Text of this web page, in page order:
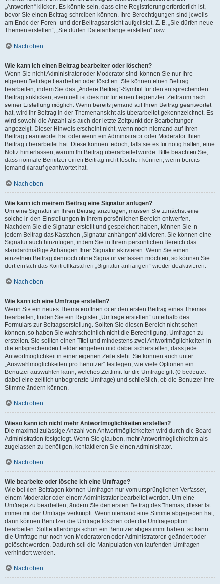
„Antworten“ klicken. Es könnte sein, dass eine Registrierung erforderlich ist,
bevor Sie einen Beitrag schreiben können. Ihre Berechtigungen sind jeweils
am Ende der Foren- und der Beitragsansicht aufgelistet. Z. B. „Sie dürfen neue
Themen erstellen“, „Sie dürfen Dateianhänge erstellen“ usw.
Nach oben
Wie kann ich einen Beitrag bearbeiten oder löschen?
Wenn Sie nicht Administrator oder Moderator sind, können Sie nur Ihre
eigenen Beiträge bearbeiten oder löschen. Sie können einen Beitrag
bearbeiten, indem Sie das „Ändere Beitrag“-Symbol für den entsprechenden
Beitrag anklicken; eventuell ist dies nur für einen begrenzten Zeitraum nach
seiner Erstellung möglich. Wenn bereits jemand auf Ihren Beitrag geantwortet
hat, wird Ihr Beitrag in der Themenansicht als überarbeitet gekennzeichnet. Es
wird sowohl die Anzahl als auch der letzte Zeitpunkt der Bearbeitungen
angezeigt. Dieser Hinweis erscheint nicht, wenn noch niemand auf Ihren
Beitrag geantwortet hat oder wenn ein Administrator oder Moderator Ihren
Beitrag überarbeitet hat. Diese können jedoch, falls sie es für nötig halten, eine
Notiz hinterlassen, warum Ihr Beitrag überarbeitet wurde. Bitte beachten Sie,
dass normale Benutzer einen Beitrag nicht löschen können, wenn bereits
jemand darauf geantwortet hat.
Nach oben
Wie kann ich meinem Beitrag eine Signatur anfügen?
Um eine Signatur an Ihren Beitrag anzufügen, müssen Sie zunächst eine
solche in den Einstellungen in Ihrem persönlichen Bereich entwerfen.
Nachdem Sie die Signatur erstellt und gespeichert haben, können Sie in
jedem Beitrag das Kästchen „Signatur anhängen“ aktivieren. Sie können eine
Signatur auch hinzufügen, indem Sie in Ihrem persönlichen Bereich das
standardmäßige Anhängen Ihrer Signatur aktivieren. Wenn Sie einen
einzelnen Beitrag dennoch ohne Signatur verfassen möchten, so können Sie
dort einfach das Kontrollkästchen „Signatur anhängen“ wieder deaktivieren.
Nach oben
Wie kann ich eine Umfrage erstellen?
Wenn Sie ein neues Thema eröffnen oder den ersten Beitrag eines Themas
bearbeiten, finden Sie ein Register „Umfrage erstellen“ unterhalb des
Formulars zur Beitragserstellung. Sollten Sie diesen Bereich nicht sehen
können, so haben Sie wahrscheinlich nicht die Berechtigung, Umfragen zu
erstellen. Sie sollten einen Titel und mindestens zwei Antwortmöglichkeiten in
die entsprechenden Felder eingeben und dabei sicherstellen, dass jede
Antwortmöglichkeit in einer eigenen Zeile steht. Sie können auch unter
„Auswahlmöglichkeiten pro Benutzer“ festlegen, wie viele Optionen ein
Benutzer auswählen kann, welches Zeitlimit für die Umfrage gilt (0 bedeutet
dabei eine zeitlich unbegrenzte Umfrage) und schließlich, ob die Benutzer ihre
Stimme ändern können.
Nach oben
Wieso kann ich nicht mehr Antwortmöglichkeiten erstellen?
Die maximal zulässige Anzahl von Antwortmöglichkeiten wird durch die Board-
Administration festgelegt. Wenn Sie glauben, mehr Antwortmöglichkeiten als
zugelassen zu benötigen, kontaktieren Sie einen Administrator.
Nach oben
Wie bearbeite oder lösche ich eine Umfrage?
Wie bei den Beiträgen können Umfragen nur vom ursprünglichen Verfasser,
einem Moderator oder einem Administrator bearbeitet werden. Um eine
Umfrage zu bearbeiten, ändern Sie den ersten Beitrag des Themas; dieser ist
immer mit der Umfrage verknüpft. Wenn niemand eine Stimme abgegeben hat,
dann können Benutzer die Umfrage löschen oder die Umfrageoption
bearbeiten. Sollte allerdings schon ein Benutzer abgestimmt haben, so kann
die Umfrage nur noch von Moderatoren oder Administratoren geändert oder
gelöscht werden. Dadurch soll die Manipulation von laufenden Umfragen
verhindert werden.
Nach oben